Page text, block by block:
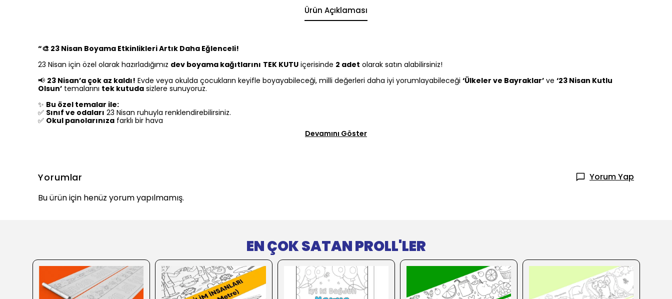
Ürün Açıklaması
“🎨 23 Nisan Boyama Etkinlikleri Artık Daha Eğlenceli!
23 Nisan için özel olarak hazırladığımız dev boyama kağıtlarını TEK KUTU içerisinde 2 adet olarak satın alabilirsiniz!
📢 23 Nisan’a çok az kaldı! Evde veya okulda çocukların keyifle boyayabileceği, milli değerleri daha iyi yorumlayabileceği ‘Ülkeler ve Bayraklar’ ve ‘23 Nisan Kutlu
Olsun’ temalarını tek kutuda sizlere sunuyoruz.
✨ Bu özel temalar ile:
✅ Sınıf ve odaları 23 Nisan ruhuyla renklendirebilirsiniz.
✅ Okul panolarınıza farklı bir hava
Devamını Göster
Yorumlar
Yorum Yap
Bu ürün için henüz yorum yapılmamış.
EN ÇOK SATAN PROLL'LER